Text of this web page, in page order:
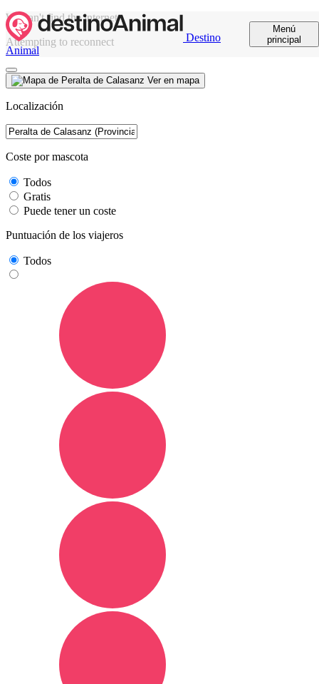
Destino
Animal
Menú
principal
We can't find the internet
Attempting to reconnect
Ver en mapa
Localización
Coste por mascota
Todos
Gratis
Puede tener un coste
Puntuación de los viajeros
Todos